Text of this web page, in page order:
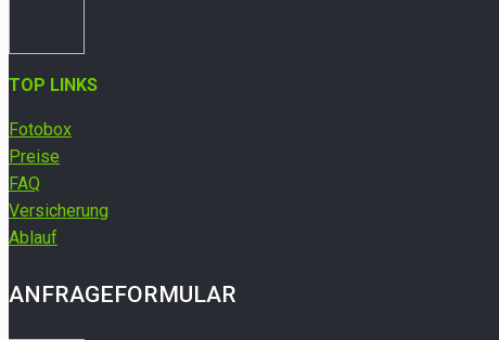
TOP LINKS
Fotobox
Preise
FAQ
Versicherung
Ablauf
ANFRAGEFORMULAR